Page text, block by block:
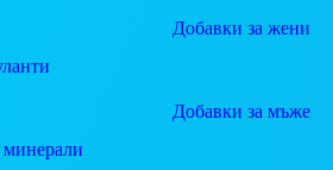
Добавки за жени
Добавки за мъже